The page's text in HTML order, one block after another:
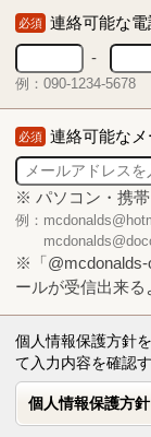
必須 連絡可能な電
-
例：090-1234-5678
必須 連絡可能なメ
※ パソコン・携
例：
※「@mcdonalds-
ールが受信出来る
個人情報保護方針
て入力内容を確認
個人情報保護方針